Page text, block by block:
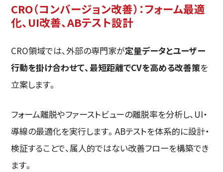
CRO（コンバージョン改善）：フォーム最適
化、UI改善、ABテスト設計
CRO領域では、外部の専門家が定量データとユーザー
行動を掛け合わせて、最短距離でCVを高める改善策を
立案します。
フォーム離脱やファーストビューの離脱率を分析し、UI・
導線の最適化を実行します。ABテストを体系的に設計・
検証することで、属人的ではない改善フローを構築でき
ます。